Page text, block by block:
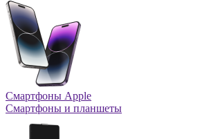
Смартфоны Apple
Смартфоны и планшеты